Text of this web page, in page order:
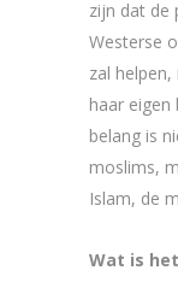
zijn dat de
Westerse
zal
haar eigen
belang is
moslims,
Islam, de
Wat is